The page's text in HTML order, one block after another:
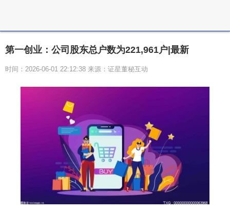
第一创业：公司股东总户数为221,961户|最新
时间：2026-06-01 22:12:38 来源：证星董秘互动